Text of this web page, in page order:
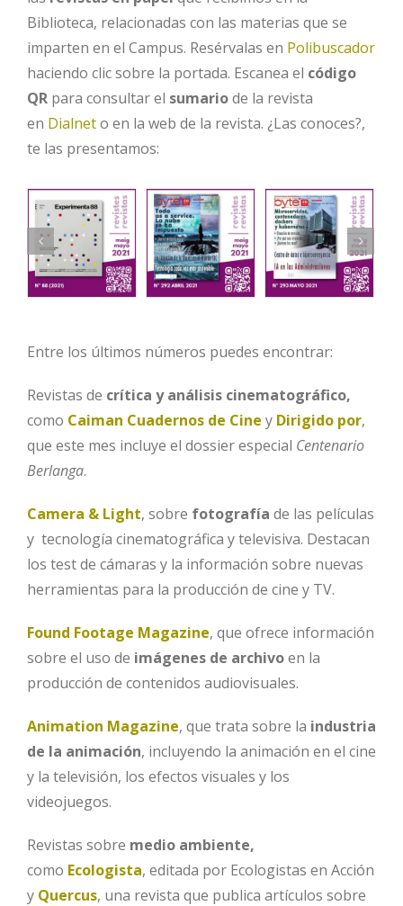
Biblioteca, relacionadas con las materias que se
imparten en el Campus. Resérvalas en Polibuscador
haciendo clic sobre la portada. Escanea el código
QR para consultar el sumariode la revista
en Dialneto en la web de la revista. ¿Las conoces?,
te las presentamos:
Entre los últimos números puedes encontrar:
Revistas de crítica y análisis cinematográfico,
como Caiman Cuadernos de Cine y Dirigido por,
que este mes incluye el dossier especial Centenario
Berlanga.
Camera & Light, sobre fotografía de las películas
y tecnología cinematográfica y televisiva. Destacan
los test de cámaras y la información sobre nuevas
herramientas para la producción de cine y TV.
Found Footage Magazine, que ofrece información
sobre el uso de imágenes de archivoen la
producción de contenidos audiovisuales.
Animation Magazine, que trata sobre la industria
de la animación, incluyendo la animación en el cine
y la televisión, los efectos visuales y los
videojuegos.
Revistas sobre medio ambiente,
como Ecologista, editada por Ecologistas en Acción
y Quercus, una revista que publica artículos sobre